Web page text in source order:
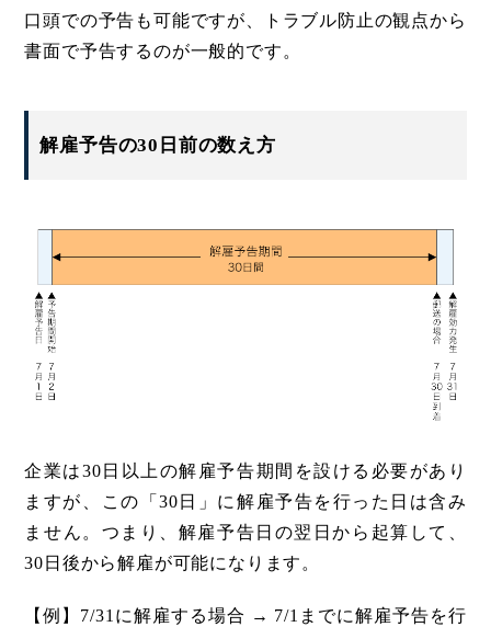
口頭での予告も可能ですが、トラブル防止の観点から
書面で予告するのが一般的です。
解雇予告の30日前の数え方
企業は30日以上の解雇予告期間を設ける必要があり
ますが、この「30日」に解雇予告を行った日は含み
ません。つまり、解雇予告日の翌日から起算して、
30日後から解雇が可能になります。
【例】7/31に解雇する場合 → 7/1までに解雇予告を行